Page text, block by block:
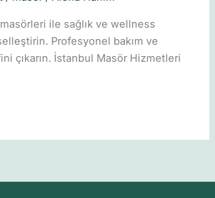
ile sağlık ve wellness
Profesyonel bakım ve
çıkarın. İstanbul Masör Hizmetleri